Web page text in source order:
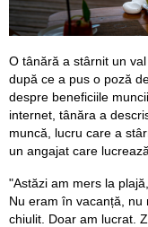
O tânără a stârnit un
după ce a pus o poză
despre beneficiile
internet, tânăra a
muncă, lucru care a
un angajat care
"Astăzi am mers la
Nu eram în vacanță, nu
chiulit. Doar am lucrat.